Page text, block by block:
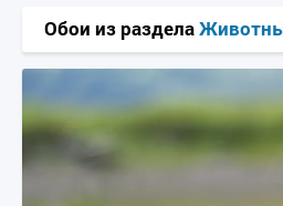
Обои из раздела